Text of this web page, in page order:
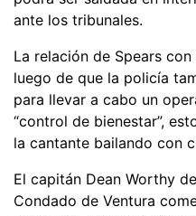
ante los tribunales.
La relación de Spears
luego de que la policía
para llevar a cabo un
“control de bienestar”,
la cantante bailando con
El capitán Dean Worthy
Condado de Ventura